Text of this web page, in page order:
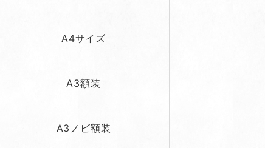
A4サイズ
A3額装
A3ノビ額装